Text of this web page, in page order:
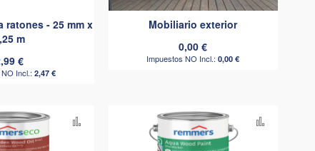
ratones - 25 mm x
m
€
2,47 €
Mobiliario exterior
0,00 €
0,00 €